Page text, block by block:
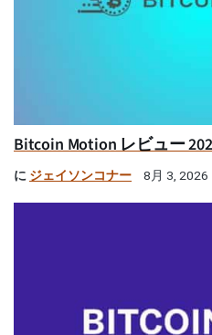
Bitcoin Motion レビュー
に ジェイソンコナー 8月 3, 2026